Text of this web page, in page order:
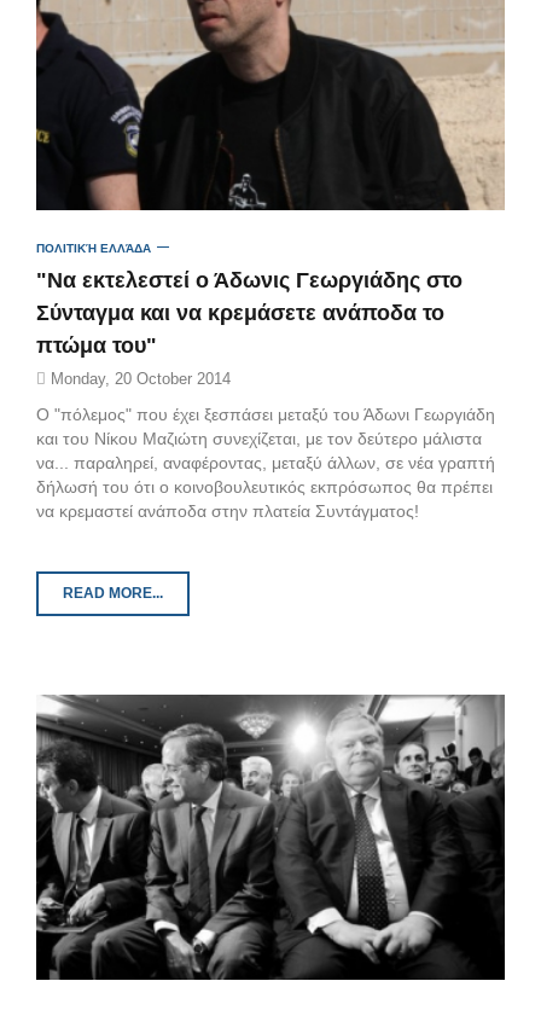
ΠΟΛΙΤΙΚΉ ΕΛΛΆΔΑ
"Να εκτελεστεί ο Άδωνις Γεωργιάδης στο
Σύνταγμα και να κρεμάσετε ανάποδα το
πτώμα του"
Monday, 20 October 2014
Ο "πόλεμος" που έχει ξεσπάσει μεταξύ του Άδωνι Γεωργιάδη
και του Νίκου Μαζιώτη συνεχίζεται, με τον δεύτερο μάλιστα
να... παραληρεί, αναφέροντας, μεταξύ άλλων, σε νέα γραπτή
δήλωσή του ότι ο κοινοβουλευτικός εκπρόσωπος θα πρέπει
να κρεμαστεί ανάποδα στην πλατεία Συντάγματος!
READ MORE...